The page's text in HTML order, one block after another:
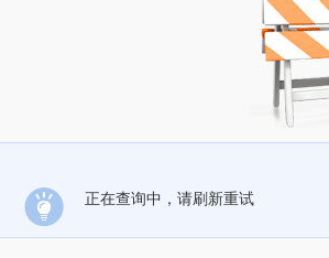
正在查询中，请刷新重试